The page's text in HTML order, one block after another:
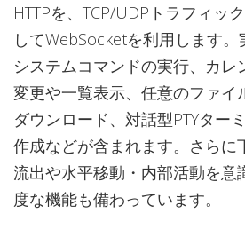
HTTPを、TCP/UDPトラフィッ
してWebSocketを利用します。
システムコマンドの実行、カレ
変更や一覧表示、任意のファイ
ダウンロード、対話型PTYター
作成などが含まれます。さらに
流出や水平移動・内部活動を意
度な機能も備わっています。